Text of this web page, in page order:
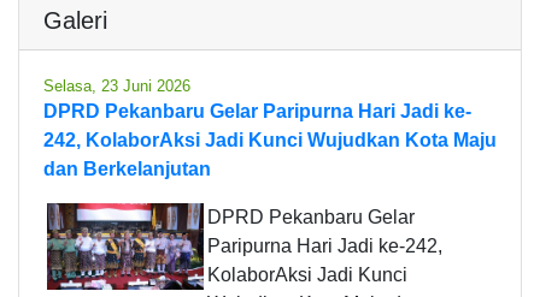
Galeri
Selasa, 23 Juni 2026
DPRD Pekanbaru Gelar Paripurna Hari Jadi ke-
242, KolaborAksi Jadi Kunci Wujudkan Kota Maju
dan Berkelanjutan
DPRD Pekanbaru Gelar
Paripurna Hari Jadi ke-242,
KolaborAksi Jadi Kunci